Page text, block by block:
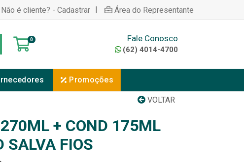
Não é cliente? - Cadastrar | Área do Representante
0 Fale Conosco
(62) 4014-4700
Promoções
VOLTAR
+ COND 175ML
SALVA FIOS